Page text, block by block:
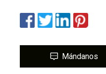
Mándanos